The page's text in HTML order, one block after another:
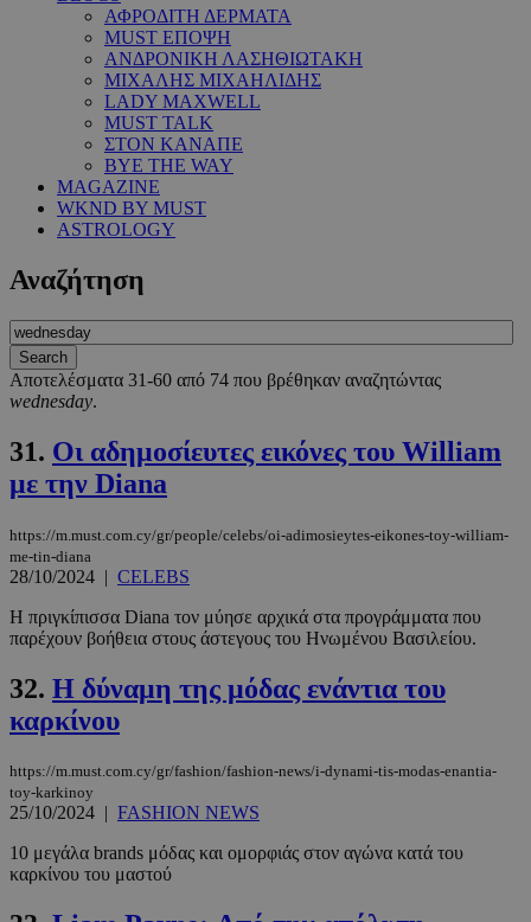
ΑΦΡΟΔΙΤΗ ΔΕΡΜΑΤΑ
MUST ΕΠΟΨΗ
ΑΝΔΡΟΝΙΚΗ ΛΑΣΗΘΙΩΤΑΚΗ
ΜΙΧΑΛΗΣ ΜΙΧΑΗΛΙΔΗΣ
LADY MAXWELL
MUST TALK
ΣΤΟΝ ΚΑΝΑΠΕ
BYE THE WAY
MAGAZINE
WKND BY MUST
ASTROLOGY
Αναζήτηση
Αποτελέσματα 31-60 από 74 που βρέθηκαν αναζητώντας
wednesday.
31. Οι αδημοσίευτες εικόνες του William
με την Diana
https://m.must.com.cy/gr/people/celebs/oi-adimosieytes-eikones-toy-william-
me-tin-diana
28/10/2024 | CELEBS
Η πριγκίπισσα Diana τον μύησε αρχικά στα προγράμματα που
παρέχουν βοήθεια στους άστεγους του Ηνωμένου Βασιλείου.
32. Η δύναμη της μόδας ενάντια του
καρκίνου
https://m.must.com.cy/gr/fashion/fashion-news/i-dynami-tis-modas-enantia-
toy-karkinoy
25/10/2024 | FASHION NEWS
10 μεγάλα brands μόδας και ομορφιάς στον αγώνα κατά του
καρκίνου του μαστού